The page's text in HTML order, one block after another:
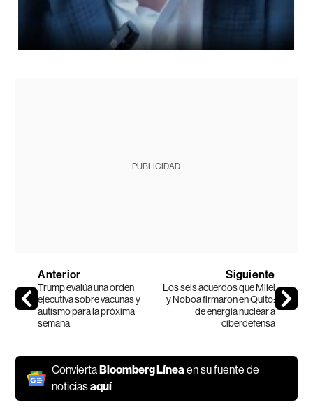
PUBLICIDAD
Anterior
Trump evalúa una orden
ejecutiva sobre vacunas y
autismo para la próxima
semana
Siguiente
Los seis acuerdos que Milei
y Noboa firmaron en Quito:
de energía nuclear a
ciberdefensa
ConviertaBloomberg Líneaen su fuente de
noticiasaquí